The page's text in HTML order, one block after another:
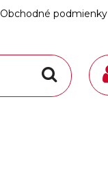
Obchodné podmienky